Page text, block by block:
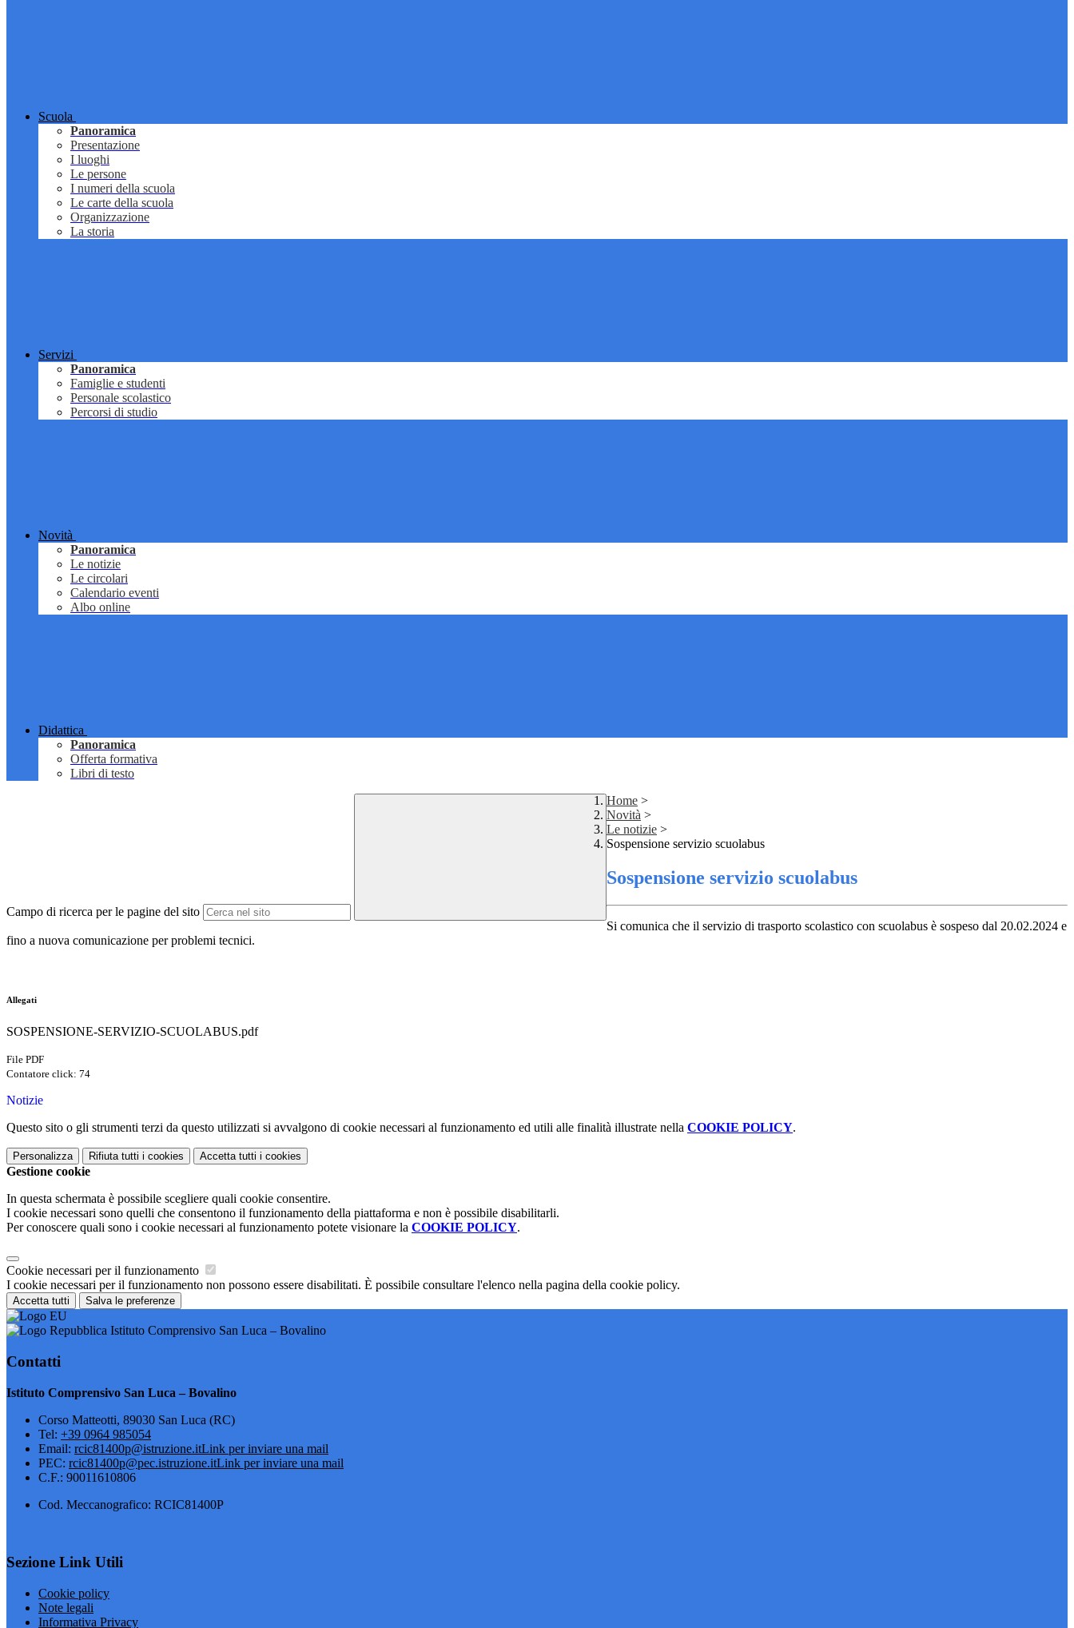
Scuola
Panoramica
Presentazione
I luoghi
Le persone
I numeri della scuola
Le carte della scuola
Organizzazione
La storia
Servizi
Panoramica
Famiglie e studenti
Personale scolastico
Percorsi di studio
Novità
Panoramica
Le notizie
Le circolari
Calendario eventi
Albo online
Didattica
Panoramica
Offerta formativa
Libri di testo
Campo di ricerca per le pagine del sito
Home >
Novità >
Le notizie >
Sospensione servizio scuolabus
Sospensione servizio scuolabus
Si comunica che il servizio di trasporto scolastico con scuolabus è sospeso dal 20.02.2024 e
fino a nuova comunicazione per problemi tecnici.
Allegati
SOSPENSIONE-SERVIZIO-SCUOLABUS.pdf
File PDF
Contatore click: 74
Notizie
Questo sito o gli strumenti terzi da questo utilizzati si avvalgono di cookie necessari al funzionamento ed utili alle finalità illustrate nella COOKIE POLICY.
Personalizza Rifiuta tutti i cookies Accetta tutti i cookies
Gestione cookie
In questa schermata è possibile scegliere quali cookie consentire.
I cookie necessari sono quelli che consentono il funzionamento della piattaforma e non è possibile disabilitarli.
Per conoscere quali sono i cookie necessari al funzionamento potete visionare la COOKIE POLICY.
Cookie necessari per il funzionamento
I cookie necessari per il funzionamento non possono essere disabilitati. È possibile consultare l'elenco nella pagina della cookie policy.
Accetta tutti Salva le preferenze
Istituto Comprensivo San Luca – Bovalino
Contatti
Istituto Comprensivo San Luca – Bovalino
Corso Matteotti, 89030 San Luca (RC)
Tel: +39 0964 985054
Email: rcic81400p@istruzione.itLink per inviare una mail
PEC: rcic81400p@pec.istruzione.itLink per inviare una mail
C.F.: 90011610806
Cod. Meccanografico: RCIC81400P
Sezione Link Utili
Cookie policy
Note legali
Informativa Privacy